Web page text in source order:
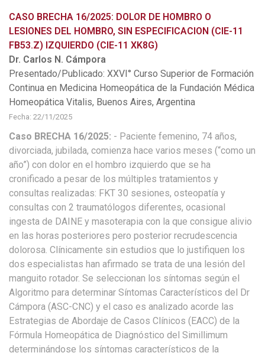
CASO BRECHA 16/2025: DOLOR DE HOMBRO O
LESIONES DEL HOMBRO, SIN ESPECIFICACION (CIE-11
FB53.Z) IZQUIERDO (CIE-11 XK8G)
Dr. Carlos N. Cámpora
Presentado/Publicado: XXVI° Curso Superior de Formación
Continua en Medicina Homeopática de la Fundación Médica
Homeopática Vitalis, Buenos Aires, Argentina
Fecha: 22/11/2025
Caso BRECHA 16/2025: - Paciente femenino, 74 años,
divorciada, jubilada, comienza hace varios meses (“como un
año”) con dolor en el hombro izquierdo que se ha
cronificado a pesar de los múltiples tratamientos y
consultas realizadas: FKT 30 sesiones, osteopatía y
consultas con 2 traumatólogos diferentes, ocasional
ingesta de DAINE y masoterapia con la que consigue alivio
en las horas posteriores pero posterior recrudescencia
dolorosa. Clínicamente sin estudios que lo justifiquen los
dos especialistas han afirmado se trata de una lesión del
manguito rotador. Se seleccionan los síntomas según el
Algoritmo para determinar Síntomas Característicos del Dr
Cámpora (ASC-CNC) y el caso es analizado acorde las
Estrategias de Abordaje de Casos Clínicos (EACC) de la
Fórmula Homeopática de Diagnóstico del Simillimum
determinándose los síntomas característicos de la